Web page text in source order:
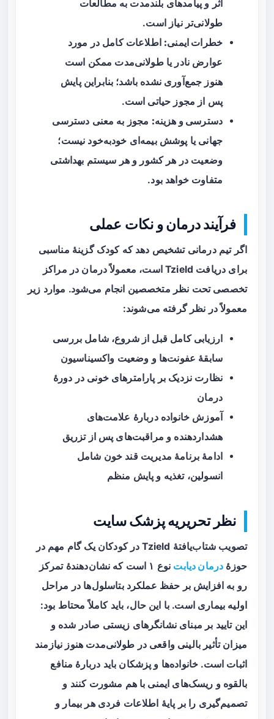
اثر و پیامدهای بلندمدت به مطالعات
طولانی‌تر نیاز است.
خطرات ایمنی: اطلاعات کامل در مورد
عوارض نادر یا طولانی‌مدت ممکن است
هنوز جمع‌آوری نشده باشد؛ بنابراین پایش
پس از مجوز حیاتی است.
دسترسی و هزینه: مجوز به معنی دسترسی
جهانی یا پوشش بیمه‌ای خودبه‌خود نیست؛
وضعیت در هر کشور و هر سیستم بهداشتی
متفاوت خواهد بود.
فرآیند درمان و نکات عملی
اگر تیم درمانی تشخیص دهد که کودک گزینهٔ مناسبی
برای دریافت Tzield است، معمولاً درمان در مراکز
تخصصی تحت نظر متخصصین انجام می‌شود. موارد زیر
معمولاً در نظر گرفته می‌شوند:
ارزیابی کامل قبل از شروع، شامل بررسی
سابقهٔ عفونت‌ها و وضعیت واکسیناسیون
نظارت نزدیک بر پارامترهای خونی در دورهٔ
درمان
آموزش خانواده دربارهٔ علامت‌های
هشداردهنده و مراقبت‌های پس از تزریق
ادامهٔ برنامهٔ مدیریت قند خون شامل
انسولین، تغذیه و پایش منظم
نظر تحریریه پزشک سایت
تصویب شتاب‌یافتهٔ Tzield در کودکان یک گام مهم در
حوزهٔ درمان دیابت
نوع ۱ است که نشان‌دهندهٔ تمرکز
رو به افزایش بر حفظ عملکرد بتا‌سلول‌ها در مراحل
اولیه بیماری است. با این حال، باید کاملاً محتاط بود:
این تایید بر مبنای نشانگرهای زیستی صادر شده و
میزان تأثیر بالینی واقعی در طولانی‌مدت هنوز نیازمند
اثبات است. خانواده‌ها و پزشکان باید دربارهٔ منافع
بالقوه و ریسک‌های ایمنی با هم مشورت کنند و
تصمیم‌گیری را بر پایهٔ اطلاعات فردی هر بیمار و